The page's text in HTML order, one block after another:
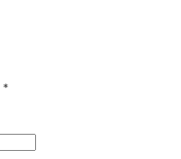
*Gerekli